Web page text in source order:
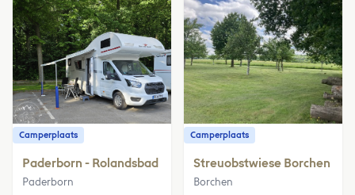
Camperplaats
Paderborn - Rolandsbad
Paderborn
Camperplaats
Streuobstwiese Borchen
Borchen